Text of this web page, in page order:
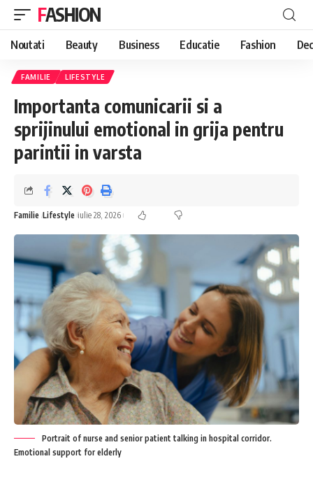
FASHION
Noutati Beauty Business Educatie Fashion
FAMILIE LIFESTYLE
Importanta comunicarii si a
sprijinului emotional in grija pentru
parintii in varsta
Familie Lifestyle iulie 28, 2026
Portrait of nurse and senior patient talking in hospital corridor.
Emotional support for elderly